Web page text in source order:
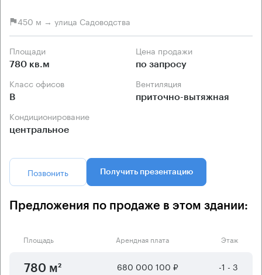
450 м → улица Садоводства
Площади
780 кв.м
Цена продажи
по запросу
Класс офисов
B
Вентиляция
приточно-вытяжная
Кондиционирование
центральное
Позвонить Получить презентацию
Предложения по продаже в этом здании:
Площадь Арендная плата Этаж
780 м² 680 000 100 ₽ -1 - 3